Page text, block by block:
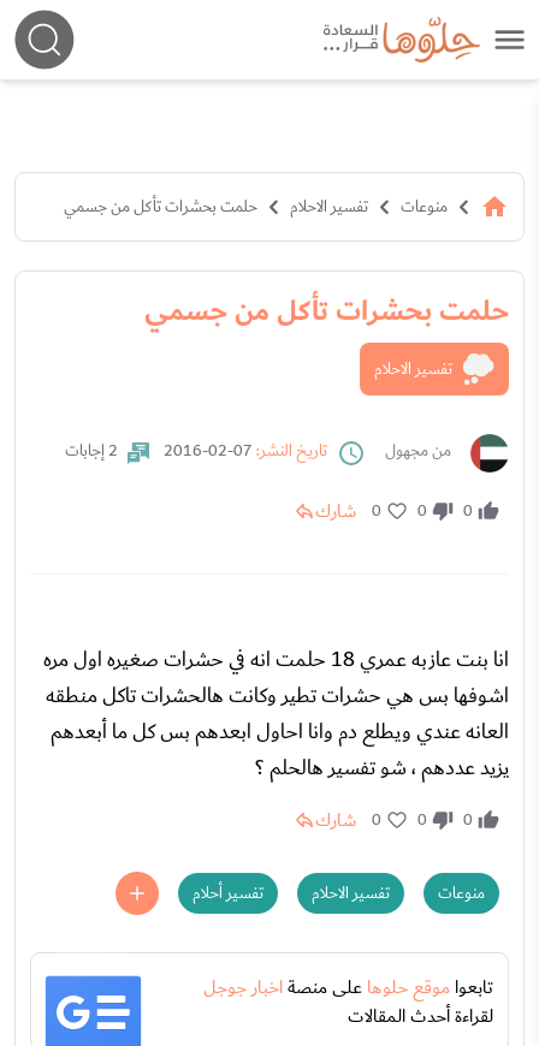
منوعات تفسير الاحلام حلمت بحشرات تأكل من جسمي
حلمت بحشرات تأكل من جسمي
تفسير الاحلام
من مجهول تاريخ النشر: 2 إجابات
0
0
0 شارك
انا بنت عازبه عمري 18 حلمت انه في حشرات صغيره اول مره
اشوفها بس هي حشرات تطير وكانت هالحشرات تاكل منطقه
العانه عندي ويطلع دم وانا احاول ابعدهم بس كل ما أبعدهم
يزيد عددهم ، شو تفسير هالحلم ؟
0
0
0 شارك
منوعات تفسير الاحلام تفسير أحلام
تابعواموقع حلوهاعلى منصةاخبار جوجل
لقراءة أحدث المقالات